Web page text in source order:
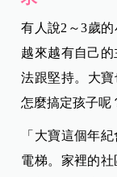
有人說2～3歲
越來越有自己
法跟堅持。大
怎麼搞定孩子呢
「大寶這個年
電梯。家裡的